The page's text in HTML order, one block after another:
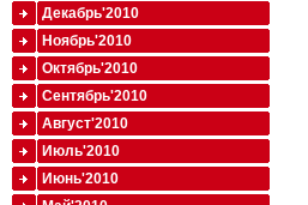
Декабрь'2010
Ноябрь'2010
Октябрь'2010
Сентябрь'2010
Август'2010
Июль'2010
Июнь'2010